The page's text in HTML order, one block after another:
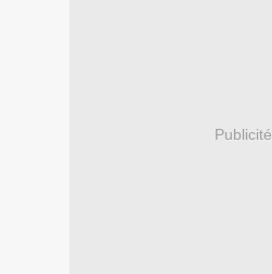
Publicité